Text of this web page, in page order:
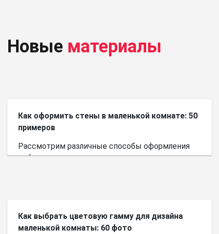
Новые материалы
Как оформить стены в маленькой комнате: 50
примеров
Рассмотрим различные способы оформления
небольшого пространства.
Как выбрать цветовую гамму для дизайна
маленькой комнаты: 60 фото